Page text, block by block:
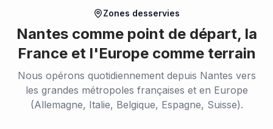
Zones desservies
Nantes comme point de départ, la
France et l'Europe comme terrain
Nous opérons quotidiennement depuis Nantes vers
les grandes métropoles françaises et en Europe
(Allemagne, Italie, Belgique, Espagne, Suisse).